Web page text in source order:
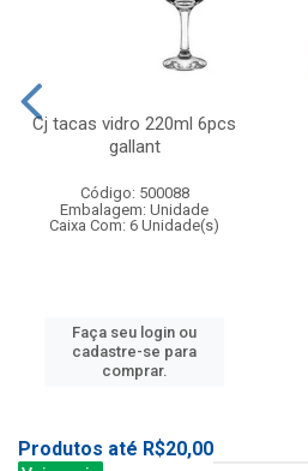
Cj tacas vidro 220ml 6pcs
gallant
Código: 500088
Embalagem: Unidade
Caixa Com: 6 Unidade(s)
Faça seu login ou
cadastre-se para
comprar.
Produtos até R$20,00